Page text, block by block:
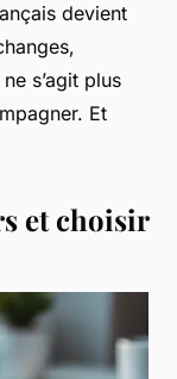
devient
s’agit plus
Et
et choisir